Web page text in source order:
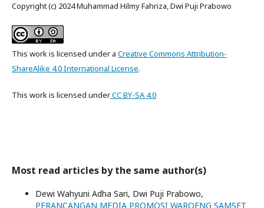
Copyright (c) 2024 Muhammad Hilmy Fahriza, Dwi Puji Prabowo
This work is licensed under a Creative Commons Attribution-
ShareAlike 4.0 International License.
This work is licensed underCCBY-SA 4.0
Most read articles by the same author(s)
Dewi Wahyuni Adha Sari, Dwi Puji Prabowo,
PERANCANGAN MEDIA PROMOSI WAROENG SAMSET